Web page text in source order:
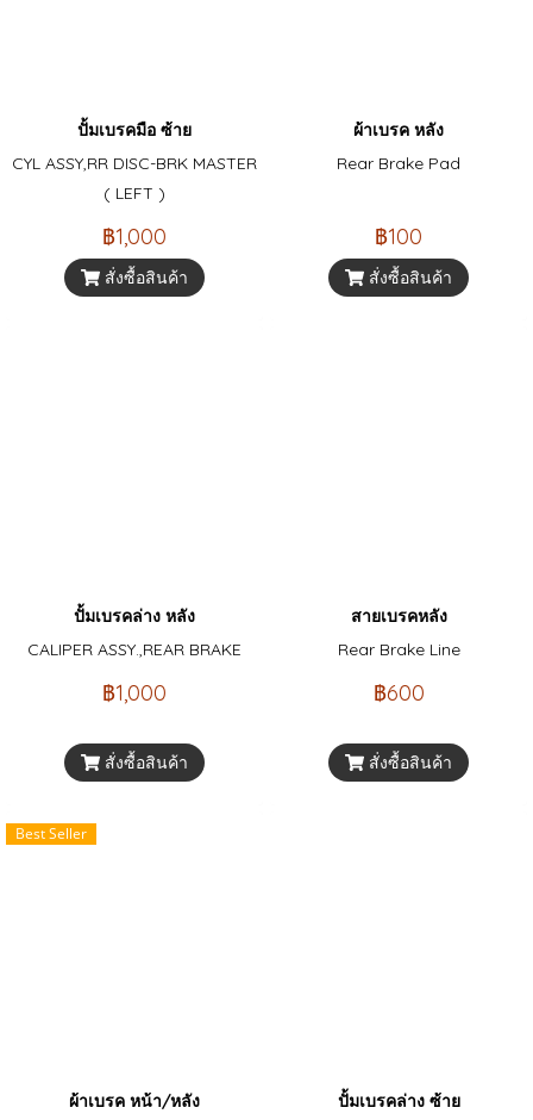
ปั้มเบรคมือ ซ้าย
CYL ASSY,RR DISC-BRK MASTER
( LEFT )
฿1,000
สั่งซื้อสินค้า
ผ้าเบรค หลัง
Rear Brake Pad
฿100
สั่งซื้อสินค้า
ปั้มเบรคล่าง หลัง
CALIPER ASSY.,REAR BRAKE
฿1,000
สั่งซื้อสินค้า
สายเบรคหลัง
Rear Brake Line
฿600
สั่งซื้อสินค้า
Best Seller
ผ้าเบรค หน้า/หลัง
ปั้มเบรคล่าง ซ้าย